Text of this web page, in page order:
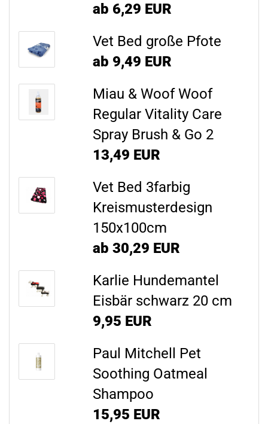
ab 6,29 EUR
Vet Bed große Pfote
ab 9,49 EUR
Miau & Woof Woof
Regular Vitality Care
Spray Brush & Go 2
13,49 EUR
Vet Bed 3farbig
Kreismusterdesign
150x100cm
ab 30,29 EUR
Karlie Hundemantel
Eisbär schwarz 20 cm
9,95 EUR
Paul Mitchell Pet
Soothing Oatmeal
Shampoo
15,95 EUR